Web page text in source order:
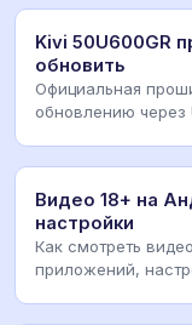
Kivi 50U600GR
обновить
Официальная
обновлению через
Видео 18+ на
настройки
Как смотреть
приложений,